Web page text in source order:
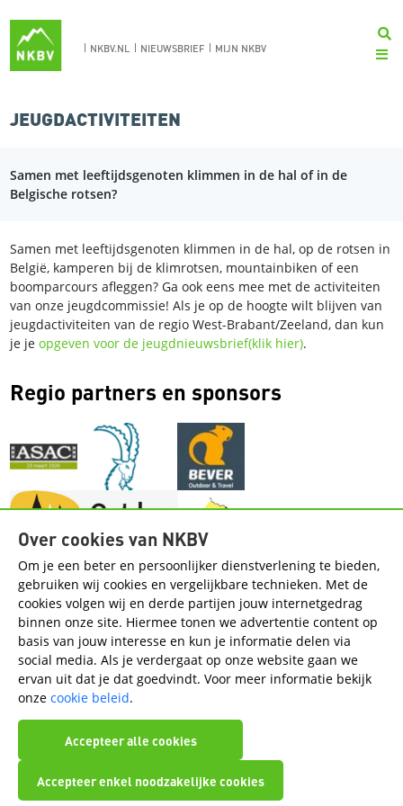
NKBV.NL NIEUWSBRIEF MIJN NKBV
JEUGDACTIVITEITEN
Samen met leeftijdsgenoten klimmen in de hal of in de
Belgische rotsen?
Samen met leeftijdsgenoten klimmen in de hal, op de rotsen in
België, kamperen bij de klimrotsen, mountainbiken of een
boomparcours afleggen? Ga ook eens mee met de activiteiten
van onze jeugdcommissie! Als je op de hoogte wilt blijven van
jeugdactiviteiten van de regio West-Brabant/Zeeland, dan kun
je je opgeven voor de jeugdnieuwsbrief(klik hier).
Regio partners en sponsors
Handige pagina's
Contact Regios
Volg de regio op social media
Disclaimer Privacyverklaring
Over cookies van NKBV
Om je een beter en persoonlijker dienstverlening te bieden,
gebruiken wij cookies en vergelijkbare technieken. Met de
cookies volgen wij en derde partijen jouw internetgedrag
binnen onze site. Hiermee tonen we advertentie content op
basis van jouw interesse en kun je informatie delen via
social media. Als je verdergaat op onze website gaan we
ervan uit dat je dat goedvindt. Voor meer informatie bekijk
onze cookie beleid.
Accepteer alle cookies
Accepteer enkel noodzakelijke cookies